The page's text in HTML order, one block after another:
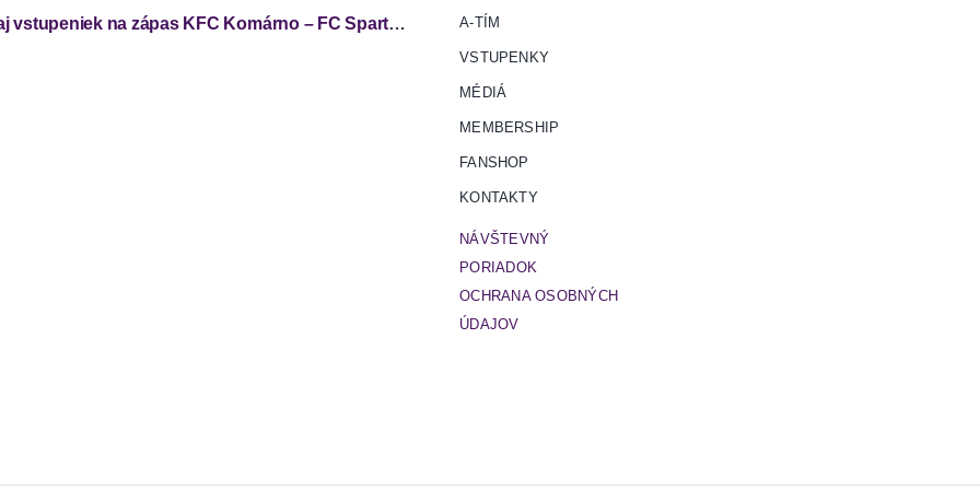
Predaj vstupeniek na zápas KFC Komárno – FC Spartak Trnava A-TÍM
VSTUPENKY
MÉDIÁ
MEMBERSHIP
FANSHOP
KONTAKTY
NÁVŠTEVNÝ
PORIADOK
OCHRANA OSOBNÝCH
ÚDAJOV